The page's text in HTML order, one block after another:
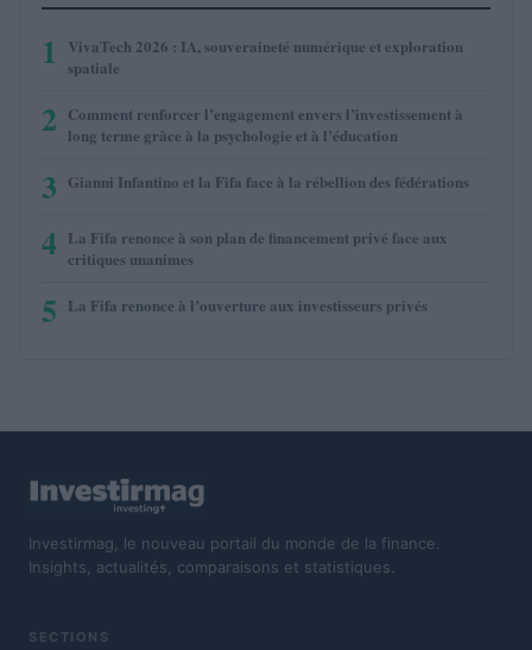
1
VivaTech 2026 : IA, souveraineté numérique et exploration
spatiale
2 Comment renforcer l’engagement envers l’investissement à
long terme grâce à la psychologie et à l’éducation
3 Gianni Infantino et la Fifa face à la rébellion des fédérations
4 La Fifa renonce à son plan de financement privé face aux
critiques unanimes
5 La Fifa renonce à l’ouverture aux investisseurs privés
Investirmag, le nouveau portail du monde de la finance.
Insights, actualités, comparaisons et statistiques.
SECTIONS